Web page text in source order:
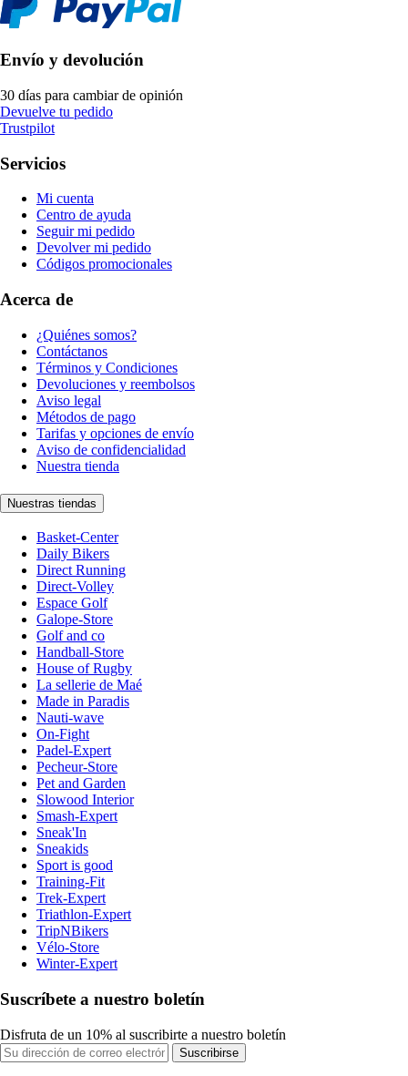
Envío y devolución
30 días para cambiar de opinión
Devuelve tu pedido
Trustpilot
Servicios
Mi cuenta
Centro de ayuda
Seguir mi pedido
Devolver mi pedido
Códigos promocionales
Acerca de
¿Quiénes somos?
Contáctanos
Términos y Condiciones
Devoluciones y reembolsos
Aviso legal
Métodos de pago
Tarifas y opciones de envío
Aviso de confidencialidad
Nuestra tienda
Nuestras tiendas
Basket-Center
Daily Bikers
Direct Running
Direct-Volley
Espace Golf
Galope-Store
Golf and co
Handball-Store
House of Rugby
La sellerie de Maé
Made in Paradis
Nauti-wave
On-Fight
Padel-Expert
Pecheur-Store
Pet and Garden
Slowood Interior
Smash-Expert
Sneak'In
Sneakids
Sport is good
Training-Fit
Trek-Expert
Triathlon-Expert
TripNBikers
Vélo-Store
Winter-Expert
Suscríbete a nuestro boletín
Disfruta de un 10% al suscribirte a nuestro boletín
Suscribirse